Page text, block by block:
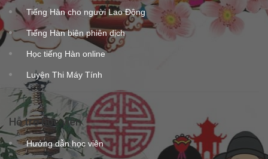
Tiếng Hàn cho người Lao Động
Tiếng Hàn biên phiên dịch
Học tiếng Hàn online
Luyện Thi Máy Tính
Hỗ trợ học viên
Hướng dẫn học viên